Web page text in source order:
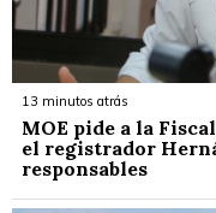
13 minutos atrás
MOE pide a la
el registrador
responsables